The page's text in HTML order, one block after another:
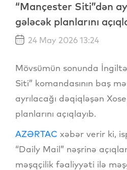
“Mançester Siti”dən
gələcək planlarını
24 May 2026 13:24
Mövsümün sonunda
Siti” komandasının baş
ayrılacağı dəqiqləşən
planlarını açıqlayıb.
AZƏRTAC xəbər verir ki,
“Daily Mail” nəşrinə
məşqçilik fəaliyyəti ilə